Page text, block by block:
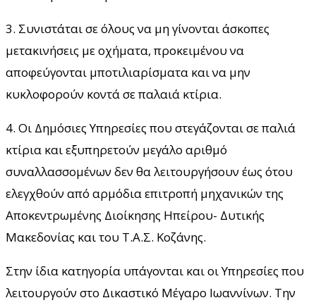
3. Συνιστάται σε όλους να μη γίνονται άσκοπες
μετακινήσεις με οχήματα, προκειμένου να
αποφεύγονται μποτιλιαρίσματα και να μην
κυκλοφορούν κοντά σε παλαιά κτίρια.
4. Οι Δημόσιες Υπηρεσίες που στεγάζονται σε παλιά
κτίρια και εξυπηρετούν μεγάλο αριθμό
συναλλασσομένων δεν θα λειτουργήσουν έως ότου
ελεγχθούν από αρμόδια επιτροπή μηχανικών της
Αποκεντρωμένης Διοίκησης Ηπείρου- Δυτικής
Μακεδονίας και του Τ.Α.Σ. Κοζάνης.
Στην ίδια κατηγορία υπάγονται και οι Υπηρεσίες που
λειτουργούν στο Δικαστικό Μέγαρο Ιωαννίνων. Την